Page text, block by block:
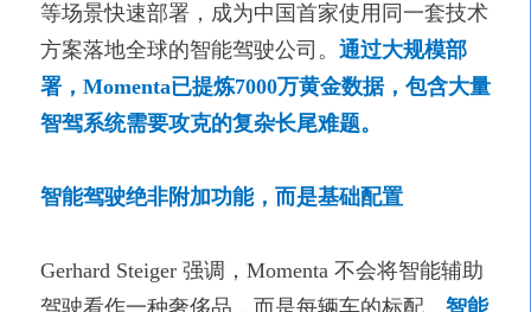
等场景快速部署，成为中国首家使用同一套技术
方案落地全球的智能驾驶公司。 通过大规模部
署，Momenta已提炼7000万黄金数据，包含大量
智驾系统需要攻克的复杂长尾难题。
智能驾驶绝非附加功能，而是基础配置
Gerhard Steiger 强调，Momenta 不会将智能辅助